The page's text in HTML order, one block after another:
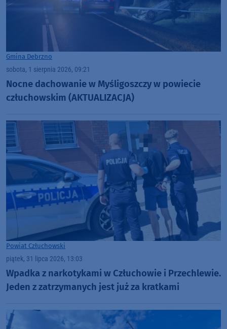
Gmina Debrzno
sobota, 1 sierpnia 2026, 09:21
Nocne dachowanie w Myśligoszczy w powiecie
człuchowskim (AKTUALIZACJA)
Powiat Człuchowski
piątek, 31 lipca 2026, 13:03
Wpadka z narkotykami w Człuchowie i Przechlewie.
Jeden z zatrzymanych jest już za kratkami